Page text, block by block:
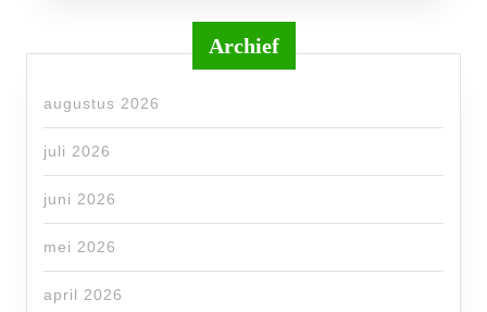
Archief
augustus 2026
juli 2026
juni 2026
mei 2026
april 2026